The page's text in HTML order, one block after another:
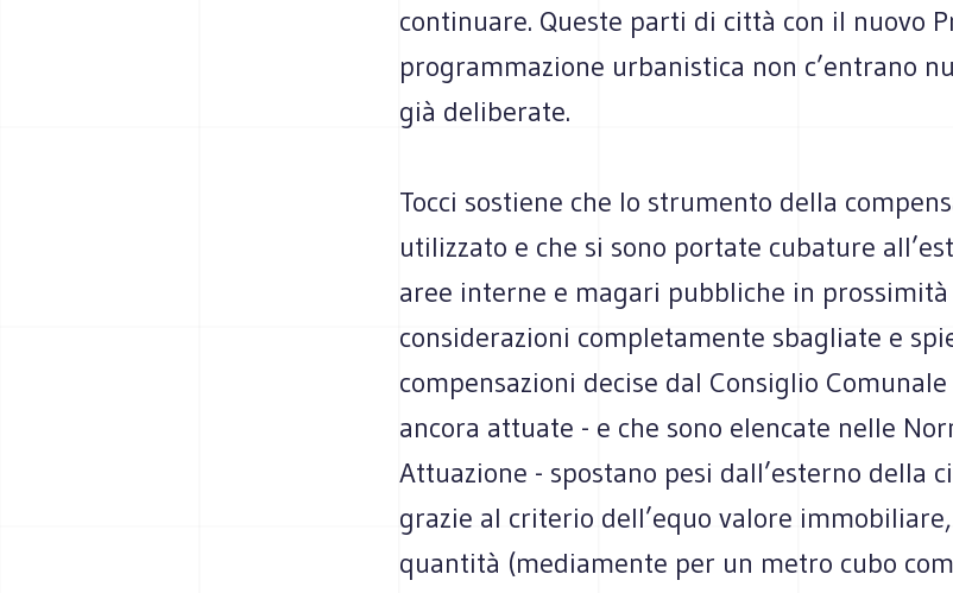
continuare. Queste parti di città con il nuovo
programmazione urbanistica non c’entrano
già deliberate.
Tocci sostiene che lo strumento della
utilizzato e che si sono portate cubature
aree interne e magari pubbliche in prossimità
considerazioni completamente sbagliate e
compensazioni decise dal Consiglio
ancora attuate - e che sono elencate nelle
Attuazione - spostano pesi dall’esterno della
grazie al criterio dell’equo valore
quantità (mediamente per un metro cubo